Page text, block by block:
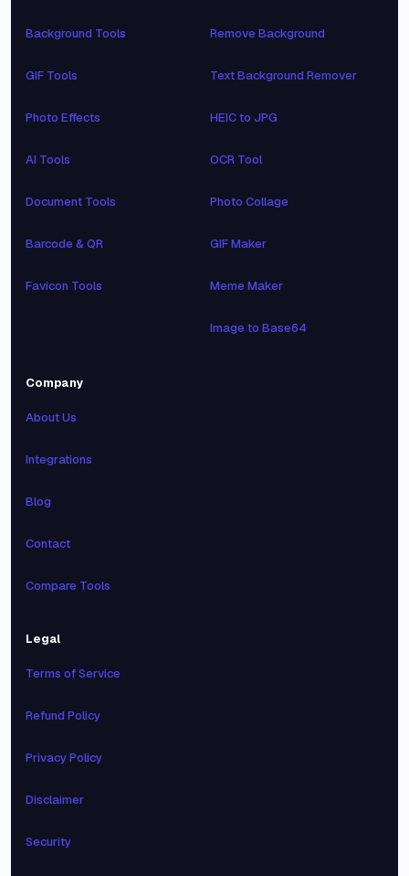
Background Tools
GIF Tools
Photo Effects
AI Tools
Document Tools
Barcode & QR
Favicon Tools
Remove Background
Text Background Remover
HEIC to JPG
OCR Tool
Photo Collage
GIF Maker
Meme Maker
Image to Base64
Company
About Us
Integrations
Blog
Contact
Compare Tools
Legal
Terms of Service
Refund Policy
Privacy Policy
Disclaimer
Security